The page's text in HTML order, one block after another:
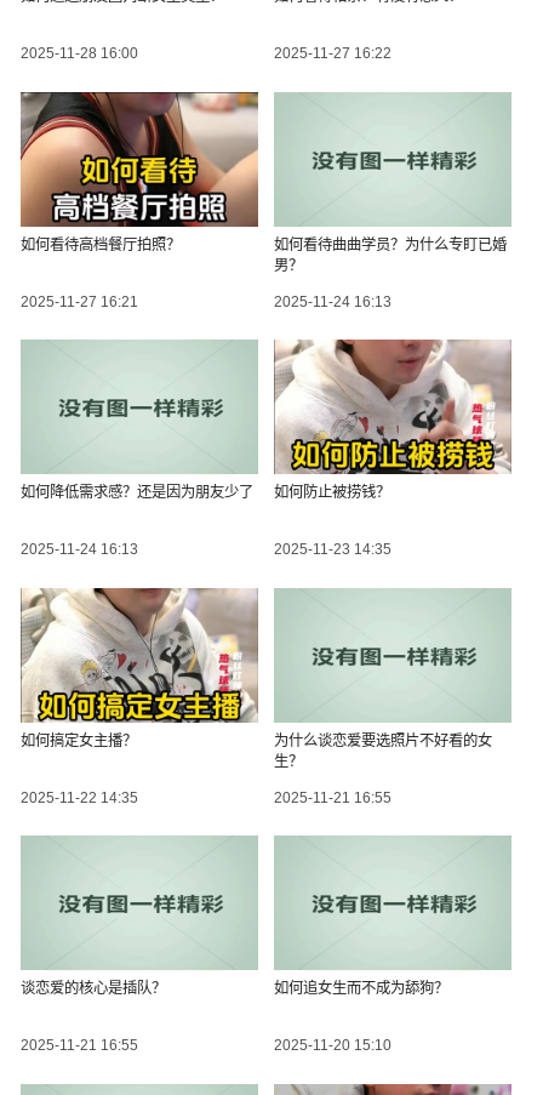
2025-11-28 16:00 2025-11-27 16:22
如何看待高档餐厅拍照？
2025-11-27 16:21
如何看待曲曲学员？为什么专盯已婚
男？
2025-11-24 16:13
如何降低需求感？还是因为朋友少了
2025-11-24 16:13
如何防止被捞钱？
2025-11-23 14:35
如何搞定女主播？
2025-11-22 14:35
为什么谈恋爱要选照片不好看的女
生？
2025-11-21 16:55
谈恋爱的核心是插队？
2025-11-21 16:55
如何追女生而不成为舔狗？
2025-11-20 15:10